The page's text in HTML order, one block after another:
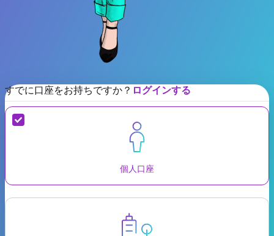
すでに口座をお持ちですか？ ログインする
個人口座